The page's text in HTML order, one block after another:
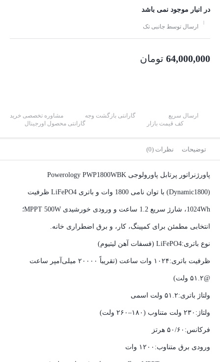
در انبار موجود نمی باشد
ارسال توسط جانبی تک
64,000,000 تومان
ارسال سریع گارانتی بازگشت وجه
مشاوره تخصصی خرید
کف قیمت بازار
گارانتی محصول اورجینال
توضیحات نظرات (0)
پاورژنراتور پرتابل پاورولوجی Powerology PWP1800WBK
(Dynamic1800) با توان نامی 1800 وات و باتری LiFePO4 ظرفیت
1024Wh، شارژ سریع 1.2 ساعت و ورودی خورشیدی MPPT 500W؛
انتخابی مطمئن برای کمپینگ، کار، و برق اضطراری خانه.
نوع باتری:LiFePO4 (فسفات آهن لیتیوم)
ظرفیت باتری:۱۰۲۴ وات ساعت (تقریباً ۲۰۰۰۰ میلی‌آمپر ساعت
@۵۱.۲ ولت)
ولتاژ باتری:۵۱.۲ ولت اسمی
ولتاژ:۲۳۰ ولت متناوب (۱۸۰–۲۶۰ ولت)
فرکانس:۵۰/۶۰ هرتز
ورودی برق متناوب:۱۲۰۰ وات